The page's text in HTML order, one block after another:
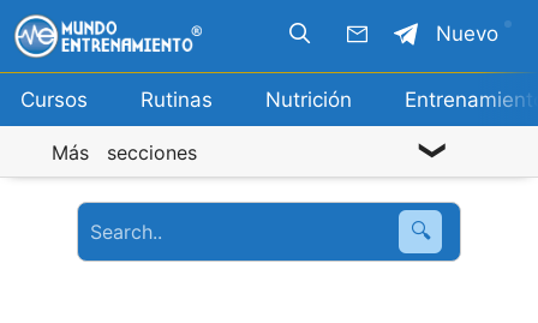
Saltar
al
contenido
Cursos Rutinas Nutrición
Nuevo
Más secciones
🔍